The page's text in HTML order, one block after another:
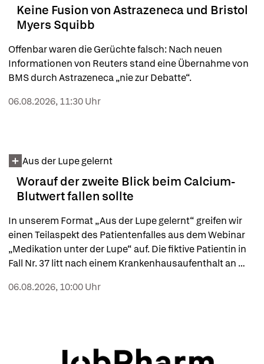
Keine Fusion von Astrazeneca und Bristol
Myers Squibb
Offenbar waren die Gerüchte falsch: Nach neuen
Informationen von Reuters stand eine Übernahme von
BMS durch Astrazeneca „nie zur Debatte“.
06.08.2026, 11:30 Uhr
Worauf der zweite Blick beim Calcium-
Blutwert fallen sollte
In unserem Format „Aus der Lupe gelernt“ greifen wir
einen Teilaspekt des Patientenfalles aus dem Webinar
„Medikation unter der Lupe“ auf. Die fiktive Patientin in
Fall Nr. 37 litt nach einem Krankenhausaufenthalt an
wurden im Webinar auch die Blutwerte „unter die Lupe“
Aus der Lupe gelernt
06.08.2026, 10:00 Uhr